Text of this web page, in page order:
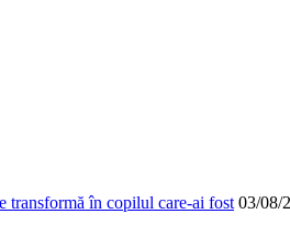
transformă în copilul care-ai fost 03/08/